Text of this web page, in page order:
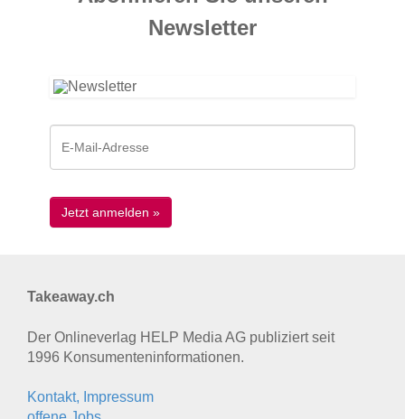
News­letter
Takeaway.ch
Der Onlineverlag HELP Media AG publiziert seit
1996 Konsumenten­informationen.
Kontakt, Impressum